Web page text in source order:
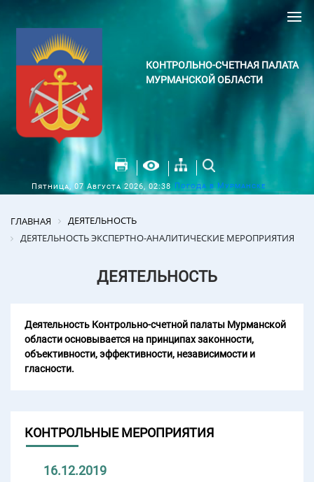
КОНТРОЛЬНО-СЧЕТНАЯ ПАЛАТА
МУРМАНСКОЙ ОБЛАСТИ
Пятница, 07 Августа 2026, 02:38 Погода в Мурманске
ГЛАВНАЯ
ДЕЯТЕЛЬНОСТЬ
ДЕЯТЕЛЬНОСТЬ ЭКСПЕРТНО-АНАЛИТИЧЕСКИЕ МЕРОПРИЯТИЯ
ДЕЯТЕЛЬНОСТЬ
Деятельность Контрольно-счетной палаты Мурманской
области основывается на принципах законности,
объективности, эффективности, независимости и
гласности.
КОНТРОЛЬНЫЕ МЕРОПРИЯТИЯ
16.12.2019